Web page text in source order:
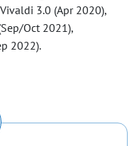
3.0 (Apr 2020),
Oct 2021),
2022).